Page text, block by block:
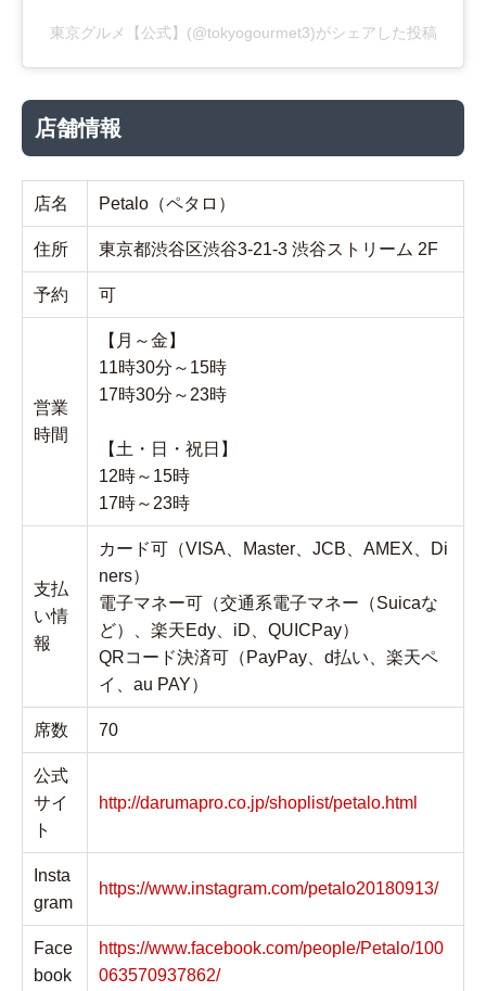
東京グルメ【公式】(@tokyogourmet3)がシェアした投稿
店舗情報
店名 Petalo（ペタロ）
住所 東京都渋谷区渋谷3-21-3 渋谷ストリーム 2F
予約 可
営業
時間
【月～金】
11時30分～15時
17時30分～23時
【土・日・祝日】
12時～15時
17時～23時
支払
い情
報
カード可（VISA、Master、JCB、AMEX、Di
ners）
電子マネー可（交通系電子マネー（Suicaな
ど）、楽天Edy、iD、QUICPay）
QRコード決済可（PayPay、d払い、楽天ペ
イ、au PAY）
席数 70
公式
サイ
ト
http://darumapro.co.jp/shoplist/petalo.html
Insta
gram
https://www.instagram.com/petalo20180913/
Face
book
https://www.facebook.com/people/Petalo/100
063570937862/